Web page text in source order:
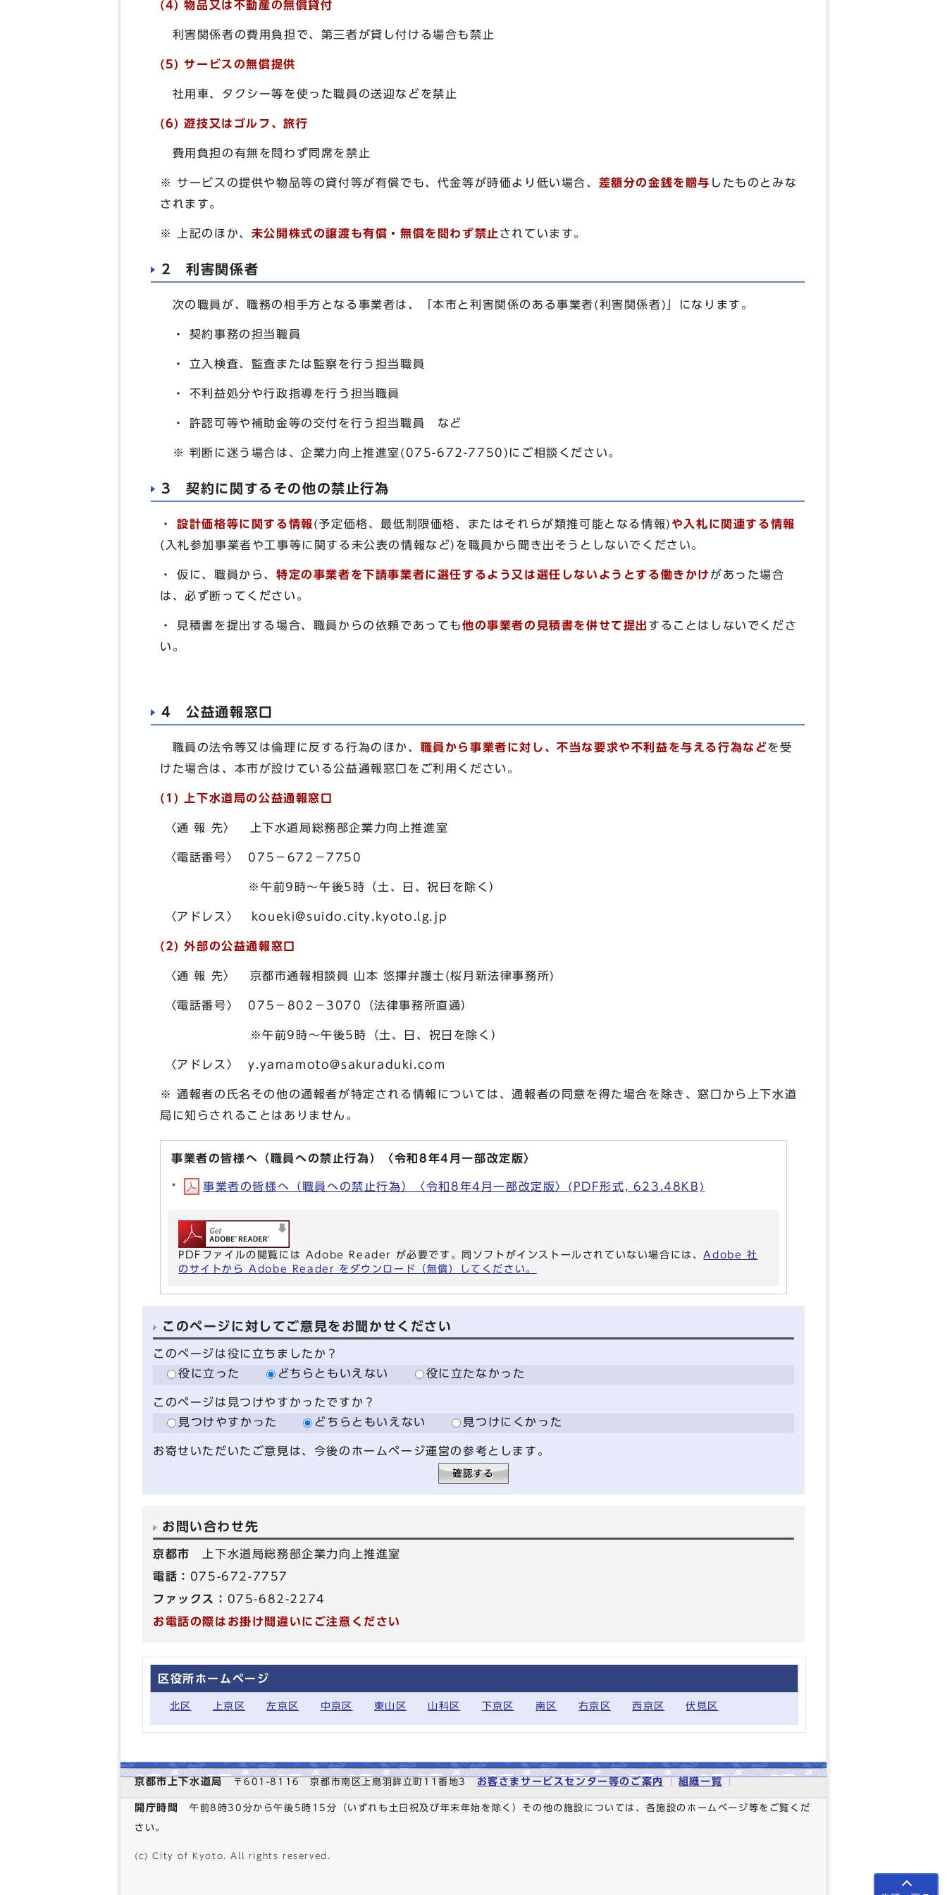
(4) 物品又は不動産の無償貸付
利害関係者の費用負担で、第三者が貸し付ける場合も禁止
(5) サービスの無償提供
社用車、タクシー等を使った職員の送迎などを禁止
(6) 遊技又はゴルフ、旅行
費用負担の有無を問わず同席を禁止
※ サービスの提供や物品等の貸付等が有償でも、代金等が時価より低い場合、 差額分の金銭を贈与 したものとみな
されます。
※ 上記のほか、 未公開株式の譲渡も有償・無償を問わず禁止 されています。
2 利害関係者
次の職員が、職務の相手方となる事業者は、「本市と利害関係のある事業者(利害関係者)」になります。
・ 契約事務の担当職員
・ 立入検査、監査または監察を行う担当職員
・ 不利益処分や行政指導を行う担当職員
・ 許認可等や補助金等の交付を行う担当職員 など
※ 判断に迷う場合は、企業力向上推進室(075-672-7750)にご相談ください。
3 契約に関するその他の禁止行為
・設計価格等に関する情報(予定価格、最低制限価格、またはそれらが類推可能となる情報) や入札に関連する情報
(入札参加事業者や工事等に関する未公表の情報など)を職員から聞き出そうとしないでください。
・ 仮に、職員から、 特定の事業者を下請事業者に選任するよう又は選任しないようとする働きかけ があった場合
は、必ず断ってください。
・ 見積書を提出する場合、職員からの依頼であっても他の事業者の見積書を併せて提出 することはしないでくださ
い。
4 公益通報窓口
職員の法令等又は倫理に反する行為のほか、 職員から事業者に対し、不当な要求や不利益を与える行為などを受
けた場合は、本市が設けている公益通報窓口をご利用ください。
(1) 上下水道局の公益通報窓口
〈通 報 先〉 上下水道局総務部企業力向上推進室
〈電話番号〉 075－672－7750
※午前9時～午後5時（土、日、祝日を除く）
〈アドレス〉 koueki@suido.city.kyoto.lg.jp
(2) 外部の公益通報窓口
〈通 報 先〉 京都市通報相談員 山本 悠揮弁護士(桜月新法律事務所)
〈電話番号〉 075－802－3070（法律事務所直通）
※午前9時～午後5時（土、日、祝日を除く）
〈アドレス〉y.yamamoto@sakuraduki.com
※ 通報者の氏名その他の通報者が特定される情報については、通報者の同意を得た場合を除き、窓口から上下水道
局に知らされることはありません。
事業者の皆様へ（職員への禁止行為）〈令和8年4月一部改定版〉
事業者の皆様へ（職員への禁止行為）〈令和8年4月一部改定版〉(PDF形式, 623.48KB)
PDFファイルの閲覧には Adobe Reader が必要です。同ソフトがインストールされていない場合には、Adobe 社
のサイトから Adobe Reader をダウンロード（無償）してください。
このページに対してご意見をお聞かせください
このページは役に立ちましたか？
役に立った
どちらともいえない 役に立たなかった
このページは見つけやすかったですか？
見つけやすかった
どちらともいえない 見つけにくかった
お寄せいただいたご意見は、今後のホームページ運営の参考とします。
お問い合わせ先
京都市
上下水道局総務部企業力向上推進室
電話： 075-672-7757
ファックス： 075-682-2274
お電話の際はお掛け間違いにご注意ください
区役所ホームページ
北区 上京区 左京区 中京区 東山区 山科区 下京区 南区 右京区 西京区 伏見区
京都市上下水道局 〒601-8116 京都市南区上鳥羽鉾立町11番地3 お客さまサービスセンター等のご案内 組織一覧
開庁時間 午前8時30分から午後5時15分（いずれも土日祝及び年末年始を除く）その他の施設については、各施設のホームページ等をご覧くだ
さい。
(c) City of Kyoto. All rights reserved.